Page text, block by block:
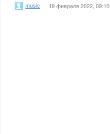
music 19 февраля 2022, 09:10